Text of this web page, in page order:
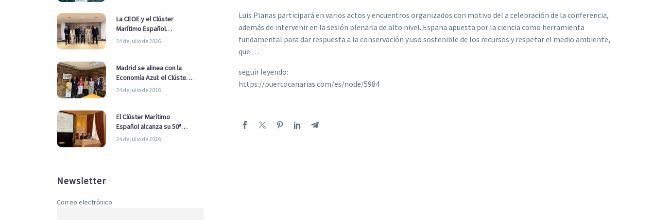
La CEOE y el Clúster
Marítimo Español
refuerzan su alianza para
24 de julio de 2026
Madrid se alinea con la
Economía Azul: el Clúster
Marítimo Español y la Real
Ayuntamiento
24 de julio de 2026
El Clúster Marítimo
Español alcanza su 50ª
Asamblea reafirmando su
24 de julio de 2026
Newsletter
Correo electrónico
Luis Planas participará en varios actos y encuentros organizados con motivo del a celebración de la conferencia,
además de intervenir en la sesión plenaria de alto nivel. España apuesta por la ciencia como herramienta
fundamental para dar respuesta a la conservación y uso sostenible de los recursos y respetar el medio ambiente,
que …
seguir leyendo:
https://puertocanarias.com/es/node/5984